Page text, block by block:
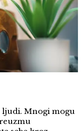
ljudi. Mnogi mogu